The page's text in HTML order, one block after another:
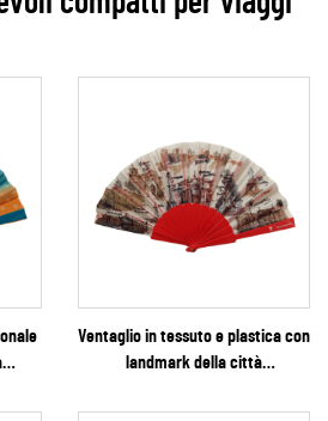
Ventaglio in tessuto e plastica con
landmark della città
pieghevole da souvenir turistico